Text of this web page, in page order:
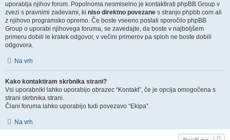
uporablja njihov forum. Popolnoma nesmiselno je kontaktirati phpBB Group v
zvezi s pravnimi zadevami, ki niso direktno povezane s stranjo phpbb.com ali
z njihovo programsko opremo. Če boste vseeno poslali sporočilo phpBB
Group o uporabi njihovega foruma, se zavedajte, da boste v najboljšem
primeru dobili le kratek odgovor, v večini primerov pa sploh ne boste dobili
odgovora.
Na vrh
Kako kontaktiram skrbnika strani?
Vsi uporabniki lahko uporabijo obrazec “Kontakt”, če je opcija omogočena s
strani skrbnika strani.
Člani foruma lahko uporabijo tudi povezavo “Ekipa”.
Na vrh